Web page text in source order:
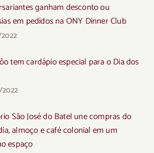
ganham desconto ou
em pedidos na ONY Dinner Club
tem cardápio especial para o Dia dos
São José do Batel une compras do
almoço e café colonial em um
espaço